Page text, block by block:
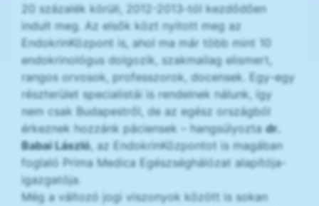
20 százalék körüli, 2012-2013-tól kezdődően
indult meg. Az elsők közt nyitott meg az
EndokrinKözpont is, ahol ma már több mint 10
endokrinológus dolgozik, szakmailag elismert,
rangos orvosok, professzorok, docensek. Egy-egy
részterület specialistái is rendelnek nálunk, így
nem csak Budapestről, de az egész országból
érkeznek hozzánk páciensek – hangsúlyoztadr.
Babai László, az EndokrinKözpontot is magában
foglaló Prima Medica Egészséghálózat alapítója-
igazgatója.
Még a változó jogi viszonyok között is sokan